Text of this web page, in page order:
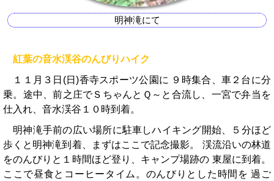
明神滝にて
紅葉の音水渓谷のんびりハイク
１１月３日(日)香寺スポーツ公園に ９時集合、車２台に分
乗。途中、前之庄でＳちゃんとＱ～と合流し、一宮で弁当を
仕入れ、音水渓谷１０時到着。
明神滝手前の広い場所に駐車しハイキング開始、５分ほど
歩くと明神滝到着、まずはここで記念撮影。 渓流沿いの林道
をのんびりと１時間ほど登り、キャンプ場跡の 東屋に到着。
ここで昼食とコーヒータイム。のんびりとした時間を 過ご